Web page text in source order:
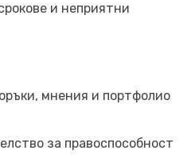
и неприятни
мнения и портфолио
за правоспособност